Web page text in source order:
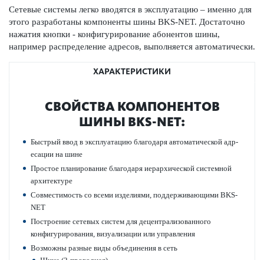
Сетевые сис­темы легко вводятся в эксплуат­ацию – именно для
этого раз­р­а­ботаны компоненты шины BKS-NET. Дос­тат­очно
нажатия кнопки - конфигур­иро­вание абонентов шины,
например распреде­л­ение адр­есов, вып­олняется автом­ат­ически.
ХАРАКТЕРИСТИКИ
СВОЙСТВА КОМПОНЕНТОВ
ШИНЫ BKS-NET:
Быстрый ввод в эксплуат­ацию благодаря автом­ат­ической адр­
ес­ации на шине
Про­стое планирование благодаря иер­архической сис­темной
архитектуре
Совме­с­тимость со всеми изделиями, поддерживающими BKS-
NET
Пос­т­роение сетевых систем для децентрал­и­з­ованного
конфигур­иро­вания, визуал­изации или управ­ления
Возможны разные виды объединения в сеть